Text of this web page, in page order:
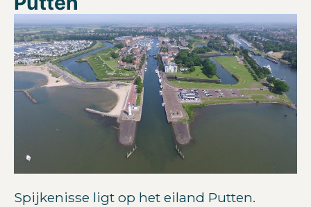
Spijkenisse ligt op het eiland Putten.